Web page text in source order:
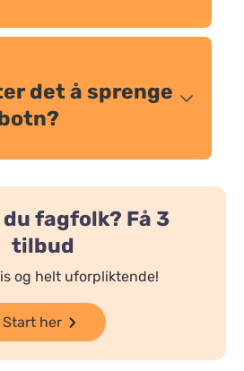
det å sprenge
fagfolk? Få 3
tilbud
og helt uforpliktende!
Start her